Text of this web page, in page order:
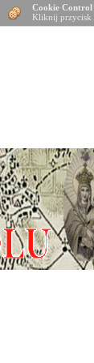
Cookie Control
Kliknij przycisk